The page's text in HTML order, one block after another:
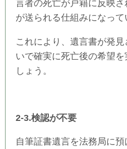
言者の死亡が戸籍に反映
が送られる仕組みになって
これにより、遺言書が発
いで確実に死亡後の希望
しょう。
2-3.検認が不要
自筆証書遺言を法務局に